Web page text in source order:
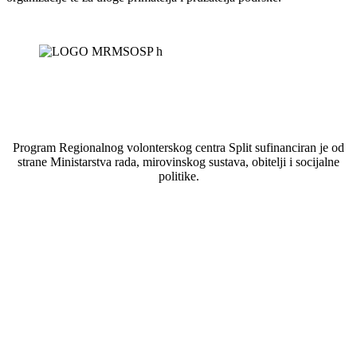
Program Regionalnog volonterskog centra Split sufinanciran je od
strane Ministarstva rada, mirovinskog sustava, obitelji i socijalne
politike.